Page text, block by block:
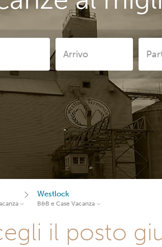
Westlock
B&B e Case Vacanza
il posto